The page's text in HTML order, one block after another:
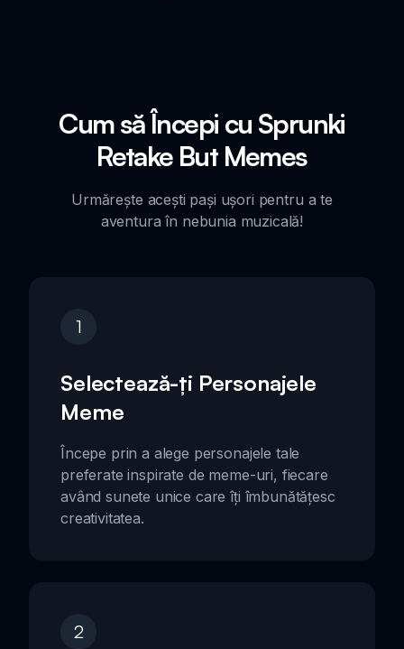
Cum să Începi cu Sprunki
Retake But Memes
Urmărește acești pași ușori pentru a te
aventura în nebunia muzicală!
1
Selectează-ți Personajele
Meme
Începe prin a alege personajele tale
preferate inspirate de meme-uri, fiecare
având sunete unice care îți îmbunătățesc
creativitatea.
2